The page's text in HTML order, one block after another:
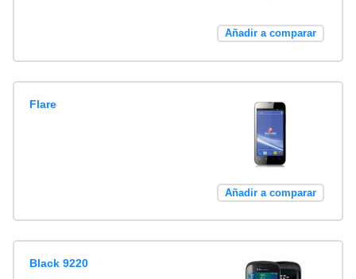
Añadir a comparar
Flare
Añadir a comparar
Black 9220